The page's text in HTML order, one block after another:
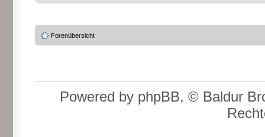
Forenübersicht
Powered by phpBB, © Baldur